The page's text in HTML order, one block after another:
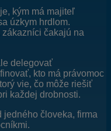
kým má majiteľ
úzkym hrdlom.
čakajú na
delegovať
kto má právomoc
vie, čo môže riešiť
každej drobnosti.
jedného človeka, firma